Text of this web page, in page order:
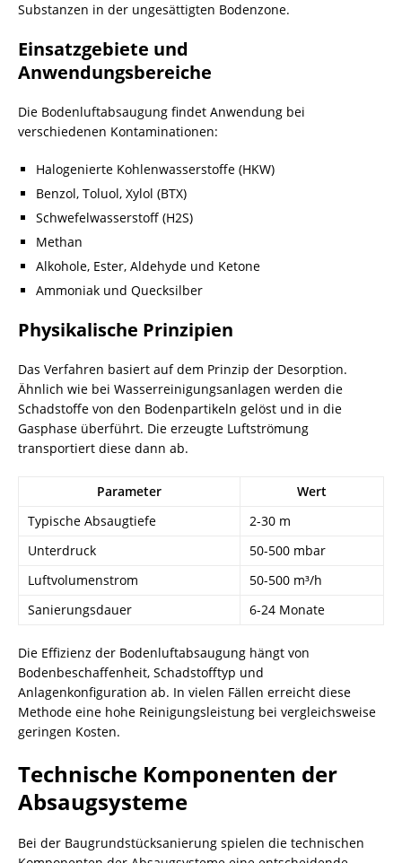
Substanzen in der ungesättigten Bodenzone.
Einsatzgebiete und
Anwendungsbereiche
Die Bodenluftabsaugung findet Anwendung bei
verschiedenen Kontaminationen:
Halogenierte Kohlenwasserstoffe (HKW)
Benzol, Toluol, Xylol (BTX)
Schwefelwasserstoff (H2S)
Methan
Alkohole, Ester, Aldehyde und Ketone
Ammoniak und Quecksilber
Physikalische Prinzipien
Das Verfahren basiert auf dem Prinzip der Desorption.
Ähnlich wie bei Wasserreinigungsanlagen werden die
Schadstoffe von den Bodenpartikeln gelöst und in die
Gasphase überführt. Die erzeugte Luftströmung
transportiert diese dann ab.
Parameter
Wert
Typische Absaugtiefe
2-30 m
Unterdruck
50-500 mbar
Luftvolumenstrom
50-500 m³/h
Sanierungsdauer
6-24 Monate
Die Effizienz der Bodenluftabsaugung hängt von
Bodenbeschaffenheit, Schadstofftyp und
Anlagenkonfiguration ab. In vielen Fällen erreicht diese
Methode eine hohe Reinigungsleistung bei vergleichsweise
geringen Kosten.
Technische Komponenten der
Absaugsysteme
Bei der Baugrundstücksanierung spielen die technischen